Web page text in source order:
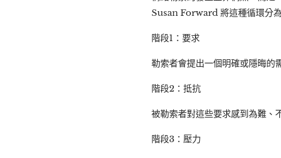
Susan Forward 將這種循環分
階段1：要求
勒索者會提出一個明確或隱晦的
階段2：抵抗
被勒索者對這些要求感到為難、
階段3：壓力